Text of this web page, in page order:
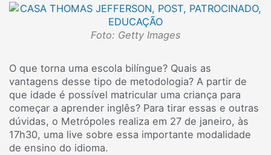
Foto: Getty Images
O que torna uma escola bilíngue? Quais as
vantagens desse tipo de metodologia? A partir de
que idade é possível matricular uma criança para
começar a aprender inglês? Para tirar essas e outras
dúvidas, o Metrópoles realiza em 27 de janeiro, às
17h30, uma live sobre essa importante modalidade
de ensino do idioma.